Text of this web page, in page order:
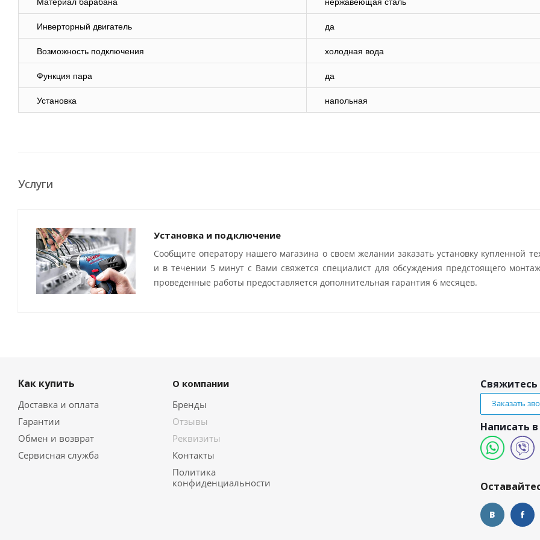
Инверторный двигатель да
Возможность подключения холодная вода
Функция пара да
Установка напольная
Услуги
Установка и подключение
Сообщите оператору нашего магазина о своем желании заказать установку купленной
и в течении 5 минут с Вами свяжется специалист для обсуждения предстоящего
проведенные работы предоставляется дополнительная гарантия 6 месяцев.
Как купить
Доставка и оплата
Гарантии
Обмен и возврат
Сервисная служба
О компании
Бренды
Отзывы
Реквизиты
Контакты
Политика
конфиденциальности
Свяжитесь
Заказать
Написать